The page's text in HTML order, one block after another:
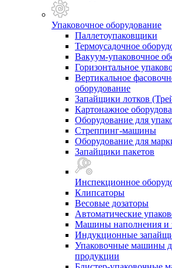
Упаковочное оборудование
Паллетоупаковщики
Термоусадочное
Вакуум-упаковочное
Горизонтальное
Вертикальное
оборудование
Запайщики лотков
Картонажное
Оборудование для
Стреппинг-машины
Оборудование для
Запайщики пакетов
Инспекционное
Клипсаторы
Весовые дозаторы
Автоматические
Машины наполнения и
Индукционные
Упаковочные машины
продукции